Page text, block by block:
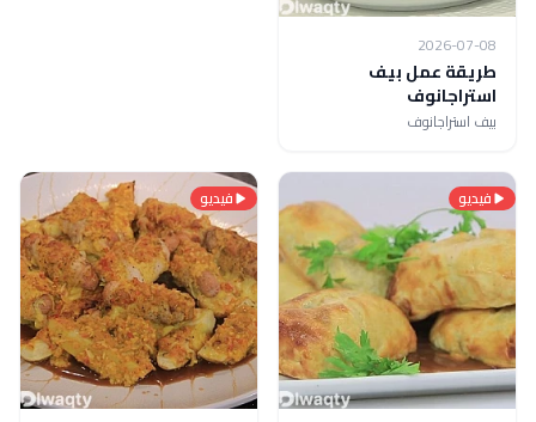
2026-07-08
طريقة عمل بيف
استراجانوف
بيف استراجانوف
فيديو فيديو